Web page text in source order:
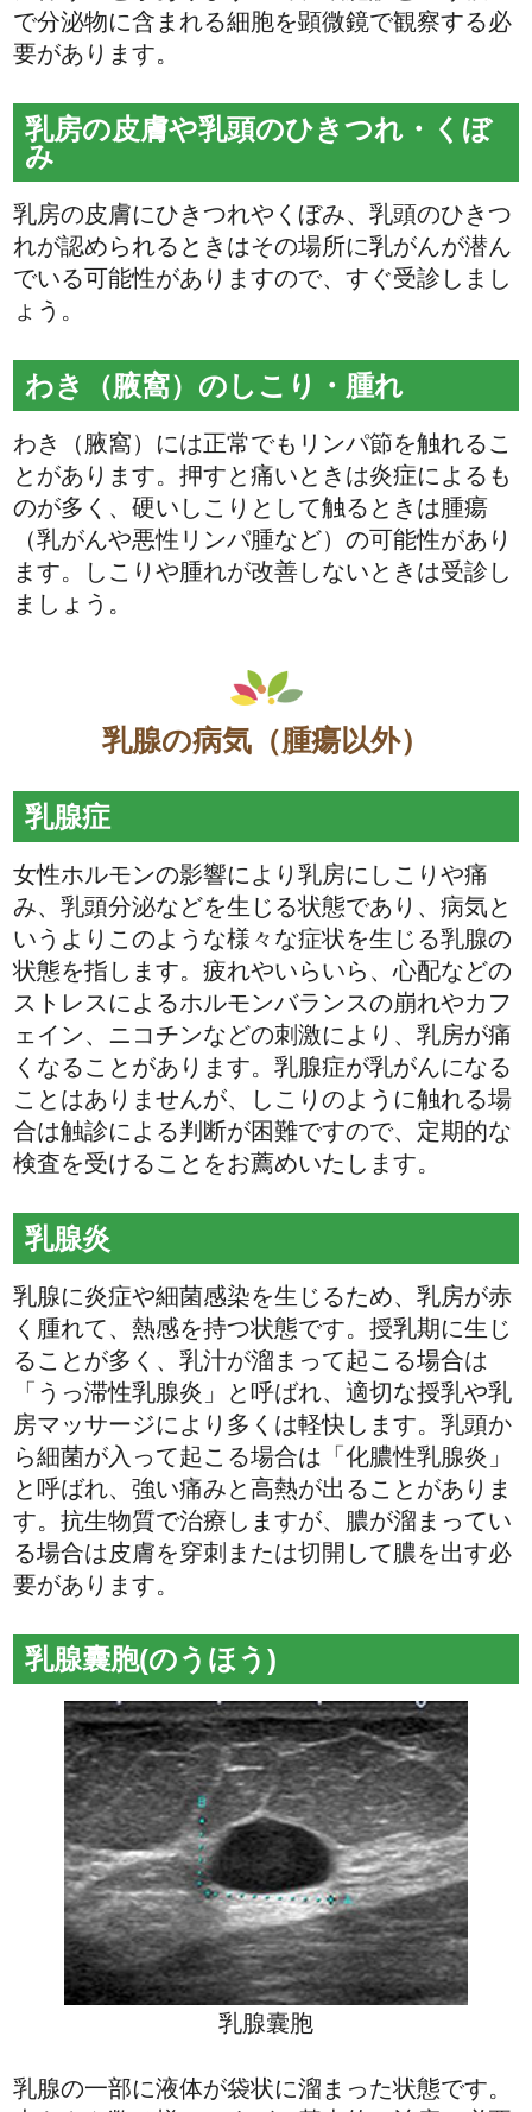
で分泌物に含まれる細胞を顕微鏡で観察する必
要があります。
乳房の皮膚や乳頭のひきつれ・くぼ
み
乳房の皮膚にひきつれやくぼみ、乳頭のひきつ
れが認められるときはその場所に乳がんが潜ん
でいる可能性がありますので、すぐ受診しまし
ょう。
わき（腋窩）のしこり・腫れ
わき（腋窩）には正常でもリンパ節を触れるこ
とがあります。押すと痛いときは炎症によるも
のが多く、硬いしこりとして触るときは腫瘍
（乳がんや悪性リンパ腫など）の可能性があり
ます。しこりや腫れが改善しないときは受診し
ましょう。
乳腺の病気（腫瘍以外）
乳腺症
女性ホルモンの影響により乳房にしこりや痛
み、乳頭分泌などを生じる状態であり、病気と
いうよりこのような様々な症状を生じる乳腺の
状態を指します。疲れやいらいら、心配などの
ストレスによるホルモンバランスの崩れやカフ
ェイン、ニコチンなどの刺激により、乳房が痛
くなることがあります。乳腺症が乳がんになる
ことはありませんが、しこりのように触れる場
合は触診による判断が困難ですので、定期的な
検査を受けることをお薦めいたします。
乳腺炎
乳腺に炎症や細菌感染を生じるため、乳房が赤
く腫れて、熱感を持つ状態です。授乳期に生じ
ることが多く、乳汁が溜まって起こる場合は
「うっ滞性乳腺炎」と呼ばれ、適切な授乳や乳
房マッサージにより多くは軽快します。乳頭か
ら細菌が入って起こる場合は「化膿性乳腺炎」
と呼ばれ、強い痛みと高熱が出ることがありま
す。抗生物質で治療しますが、膿が溜まってい
る場合は皮膚を穿刺または切開して膿を出す必
要があります。
乳腺囊胞(のうほう)
乳腺囊胞
乳腺の一部に液体が袋状に溜まった状態です。